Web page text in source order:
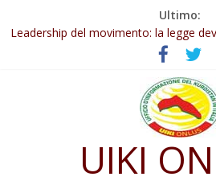
Ultimo:
Abdullah Öcalan: Le legge negativa
legge positiva
Leadership del movimento: la legge
Öcalan e l’intero movimento
Commissione donne del KNK: Şengal
Non tenere conto della situazione di
Il KNK chiede un’azione internazionale
UIKI